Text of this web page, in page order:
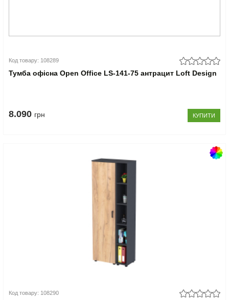
Код товару: 108289
Тумба офісна Open Office LS-141-75 антрацит Loft Design
8.090 грн КУПИТИ
Код товару: 108290